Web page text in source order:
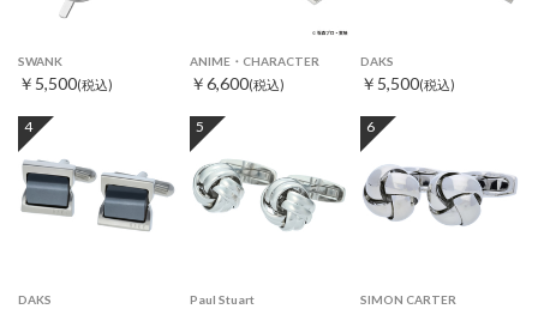
SWANK
￥5,500(税込)
ANIME・CHARACTER
￥6,600(税込)
DAKS
￥5,500(税込)
4
DAKS
5
Paul Stuart
6
SIMON CARTER